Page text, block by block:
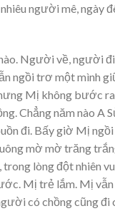
người mê, ngày
Người về, người
ngồi trơ một mình
Mị không bước
Chẳng năm nào A
đi. Bấy giờ Mị
mờ mờ trăng
lòng đột nhiên
Mị trẻ lắm. Mị vẫn
có chồng cũng đi